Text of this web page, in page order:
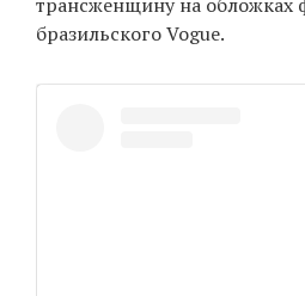
бразильского Vogue.